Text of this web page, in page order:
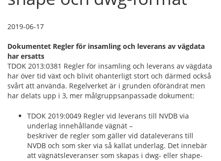
2019-06-17
Dokumentet Regler för insamling och leverans av vägdata
har ersatts
TDOK 2013:0381 Regler för insamling och leverans av vägdata
har över tid växt och blivit ohanterligt stort och därmed också
svårt att använda. Regelverket är i grunden oförändrat men
har delats upp i 3, mer målgruppsanpassade dokument:
TDOK 2019:0049 Regler vid leverans till NVDB via
underlag innehållande vägnät –
beskriver de regler som gäller vid dataleverans till
NVDB och som sker via så kallat underlag. Det innebär
att vägnätsleveranser som skapas i dwg- eller shape-